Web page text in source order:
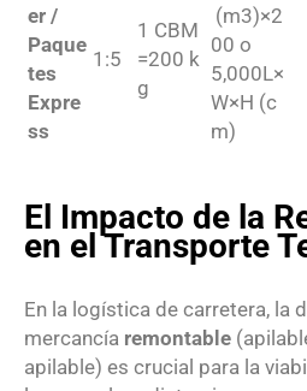
er /
Paque
tes
Expre
ss
1 :5
1 CBM
=200 k
g
(m3)×2
00 o
5,000L×
W×H (c
m)
El Impacto de la
en el Transporte
En la logística de carretera, la
mercancía remontable
apilable) es crucial para la